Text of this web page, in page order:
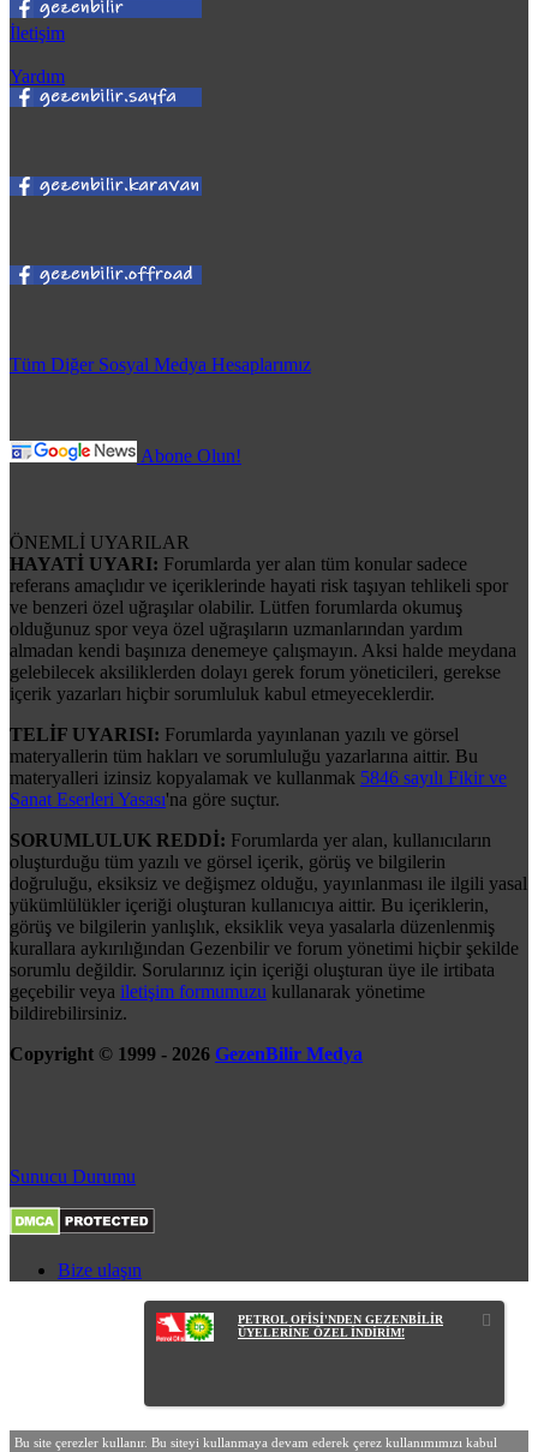
İletişim
Yardım
Tüm Diğer Sosyal Medya Hesaplarımız
Abone Olun!
ÖNEMLİ UYARILAR
HAYATİ UYARI: Forumlarda yer alan tüm konular sadece
referans amaçlıdır ve içeriklerinde hayati risk taşıyan tehlikeli spor
ve benzeri özel uğraşılar olabilir. Lütfen forumlarda okumuş
olduğunuz spor veya özel uğraşıların uzmanlarından yardım
almadan kendi başınıza denemeye çalışmayın. Aksi halde meydana
gelebilecek aksiliklerden dolayı gerek forum yöneticileri, gerekse
içerik yazarları hiçbir sorumluluk kabul etmeyeceklerdir.
TELİF UYARISI: Forumlarda yayınlanan yazılı ve görsel
materyallerin tüm hakları ve sorumluluğu yazarlarına aittir. Bu
materyalleri izinsiz kopyalamak ve kullanmak 5846 sayılı Fikir ve
Sanat Eserleri Yasası'na göre suçtur.
SORUMLULUK REDDİ: Forumlarda yer alan, kullanıcıların
oluşturduğu tüm yazılı ve görsel içerik, görüş ve bilgilerin
doğruluğu, eksiksiz ve değişmez olduğu, yayınlanması ile ilgili yasal
yükümlülükler içeriği oluşturan kullanıcıya aittir. Bu içeriklerin,
görüş ve bilgilerin yanlışlık, eksiklik veya yasalarla düzenlenmiş
kurallara aykırılığından Gezenbilir ve forum yönetimi hiçbir şekilde
sorumlu değildir. Sorularınız için içeriği oluşturan üye ile irtibata
geçebilir veya iletişim formumuzu kullanarak yönetime
bildirebilirsiniz.
Copyright © 1999 - 2026 GezenBilir Medya
Sunucu Durumu
Bize ulaşın
PETROL OFİSİ'NDEN GEZENBİLİR
ÜYELERİNE ÖZEL İNDİRİM!
Bu site çerezler kullanır. Bu siteyi kullanmaya devam ederek çerez kullanımımızı kabul